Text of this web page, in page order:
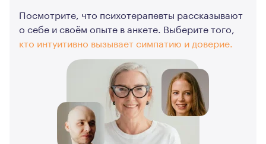
Посмотрите, что психотерапевты рассказывают
о себе и своём опыте в анкете. Выберите того,
кто интуитивно вызывает симпатию и доверие.